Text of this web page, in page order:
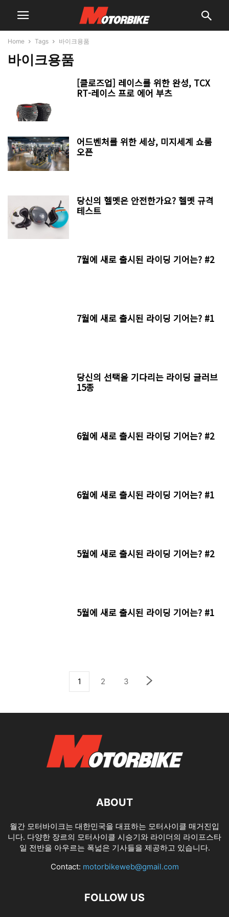
Home Tags 바이크용품
바이크용품
[클로즈업] 레이스를 위한 완성, TCX
RT-레이스 프로 에어 부츠
어드벤처를 위한 세상, 미지세계 쇼룸
오픈
당신의 헬멧은 안전한가요? 헬멧 규격
테스트
7월에 새로 출시된 라이딩 기어는? #2
7월에 새로 출시된 라이딩 기어는? #1
당신의 선택을 기다리는 라이딩 글러브
15종
6월에 새로 출시된 라이딩 기어는? #2
6월에 새로 출시된 라이딩 기어는? #1
5월에 새로 출시된 라이딩 기어는? #2
5월에 새로 출시된 라이딩 기어는? #1
1 2 3
ABOUT
월간 모터바이크는 대한민국을 대표하는 모터사이클 매거진입
니다. 다양한 장르의 모터사이클 시승기와 라이더의 라이프스타
일 전반을 아우르는 폭넓은 기사들을 제공하고 있습니다.
Contact: motorbikeweb@gmail.com
FOLLOW US